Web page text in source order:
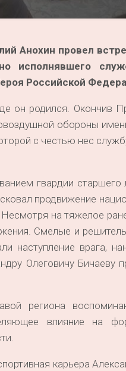
Анохин провел
исполнявшего
Российской
он родился. Окончив
обороны
с честью нес
гвардии старшего
продвижение
на тяжелое
Смелые и
наступление врага,
Олеговичу Бичаеву
региона
влияние на
карьера